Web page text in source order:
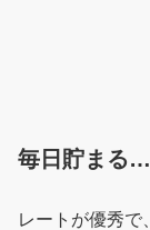
毎日貯まる
レートが優秀で